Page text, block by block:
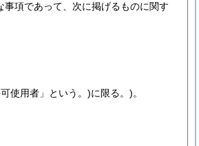
事項であって、次に掲げるものに関す
使用者」という。)に限る。)。